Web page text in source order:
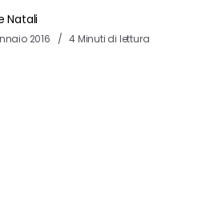
Natali
2016 4 Minuti di lettura